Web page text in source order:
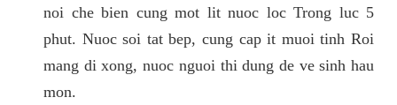
noi che bien cung mot lit nuoc loc Trong luc 5
phut. Nuoc soi tat bep, cung cap it muoi tinh Roi
mang di xong, nuoc nguoi thi dung de ve sinh hau
mon.